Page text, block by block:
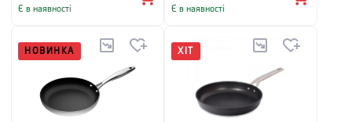
Є в наявності Є в наявності
НОВИНКА ХІТ